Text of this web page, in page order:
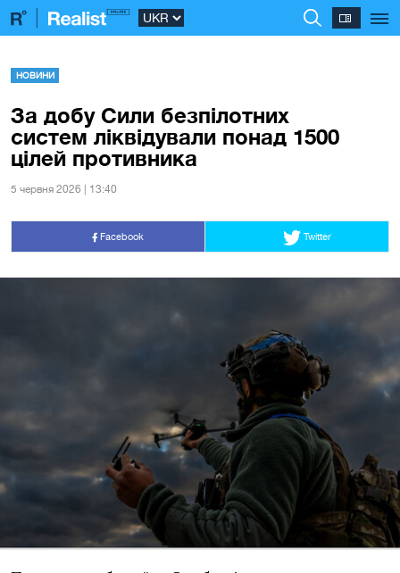
НОВИНИ
За добу Сили безпілотних
систем ліквідували понад 1500
цілей противника
5 червня 2026 | 13:40
Facebook Twitter